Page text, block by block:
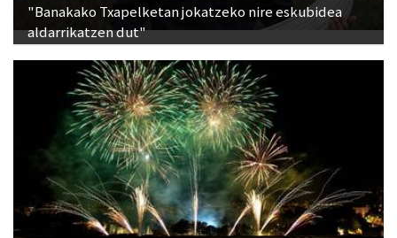
"Banakako Txapelketan jokatzeko nire eskubidea
aldarrikatzen dut"